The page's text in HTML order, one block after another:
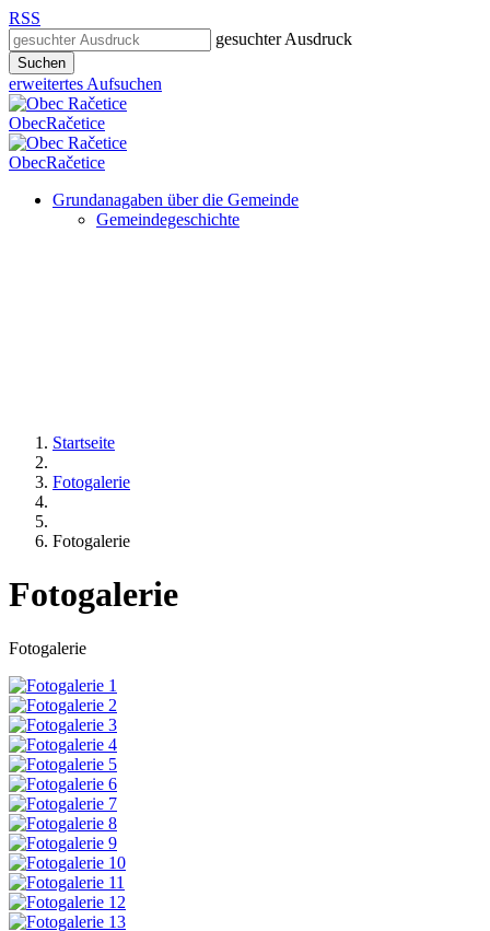
RSS
gesuchter Ausdruck
Suchen
erweitertes Aufsuchen
ObecRačetice
ObecRačetice
Grundanagaben über die Gemeinde
Gemeindegeschichte
Startseite
Fotogalerie
Fotogalerie
Fotogalerie
Fotogalerie